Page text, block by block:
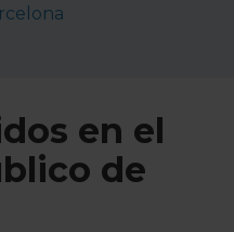
en el
de